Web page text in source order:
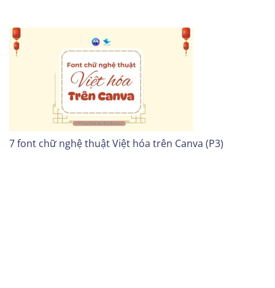
7 font chữ nghệ thuật Việt hóa trên Canva (P3)